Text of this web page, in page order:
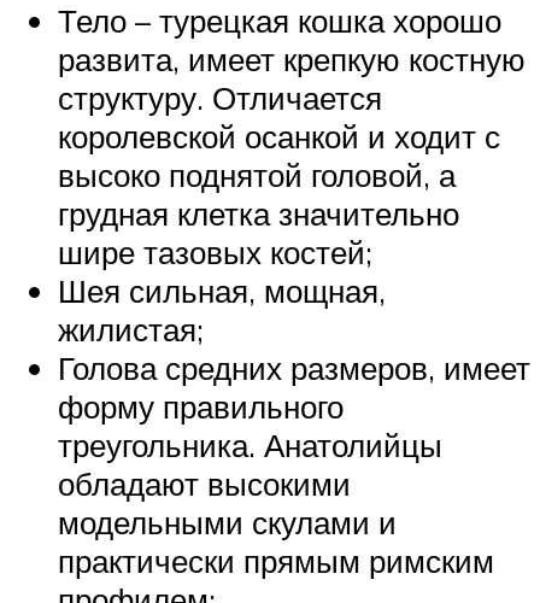
Тело – турецкая кошка хорошо
развита, имеет крепкую костную
структуру. Отличается
королевской осанкой и ходит с
высоко поднятой головой, а
грудная клетка значительно
шире тазовых костей;
Шея сильная, мощная,
жилистая;
Голова средних размеров, имеет
форму правильного
треугольника. Анатолийцы
обладают высокими
модельными скулами и
практически прямым римским